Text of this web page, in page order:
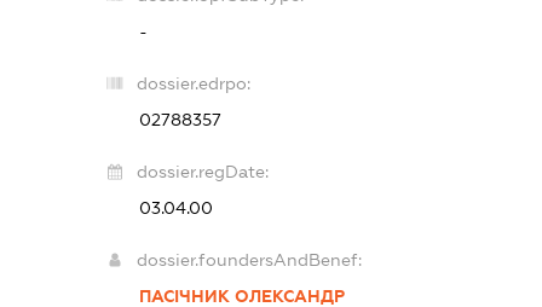
-
dossier.edrpo:
02788357
dossier.regDate:
03.04.00
dossier.foundersAndBenef:
ПАСІЧНИК ОЛЕКСАНДР